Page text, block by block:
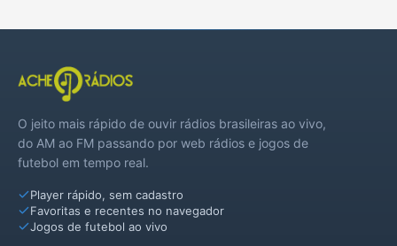
O jeito mais rápido de ouvir rádios brasileiras ao vivo,
do AM ao FM passando por web rádios e jogos de
futebol em tempo real.
Player rápido, sem cadastro
Favoritas e recentes no navegador
Jogos de futebol ao vivo